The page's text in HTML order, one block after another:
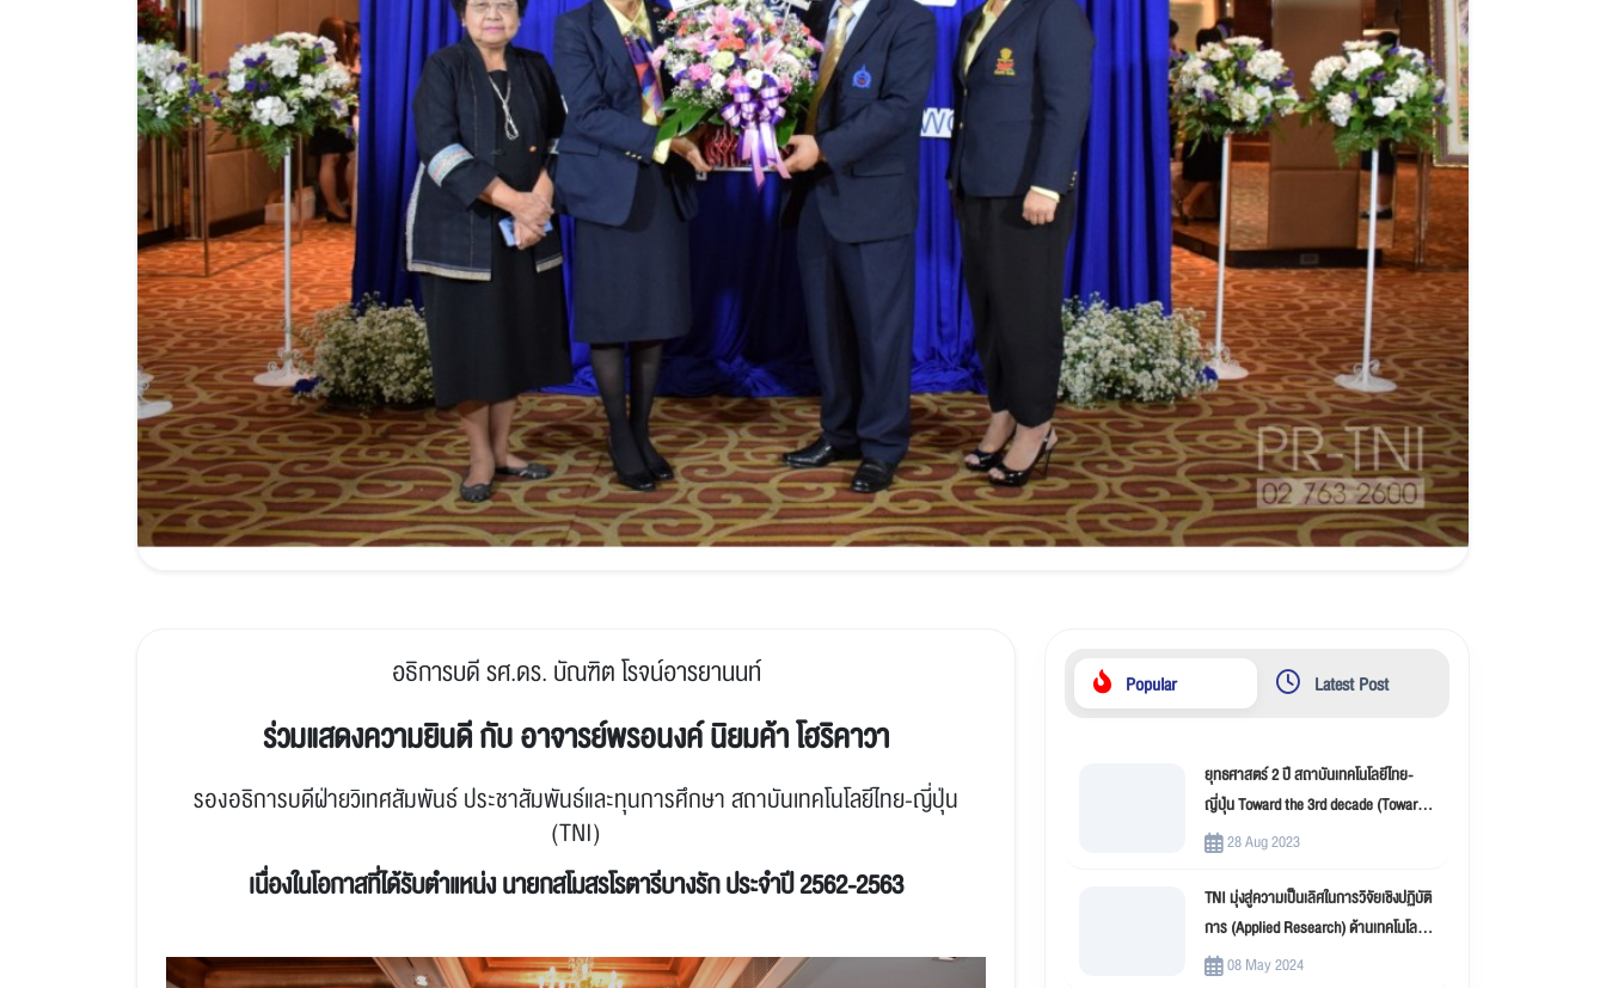
อธิการบดี รศ.ดร. บัณฑิต โรจน์อารยานนท์
ร่วมแสดงความยินดี กับ อาจารย์พรอนงค์ นิยมค้า โฮริคาวา
รองอธิการบดีฝ่ายวิเทศสัมพันธ์ ประชาสัมพันธ์และทุนการศึกษา สถาบันเทคโนโลยีไทย-ญี่ปุ่น
(TNI)
เนื่องในโอกาสที่ได้รับตำแหน่งนายกสโมสรโรตารีบางรัก ประจำปี 2562-2563
Popular Latest Post
ยุทธศาสตร์ 2 ปี สถาบันเทคโนโลยีไทย-
ญี่ปุ่น Toward the 3rd decade (Toward
New Innovation –TNI)
28 Aug 2023
TNI มุ่งสู่ความเป็นเลิศในการวิจัยเชิงปฏิบัติ
การ (Applied Research) ด้านเทคโนโลยี
สารสนเทศ
08 May 2024